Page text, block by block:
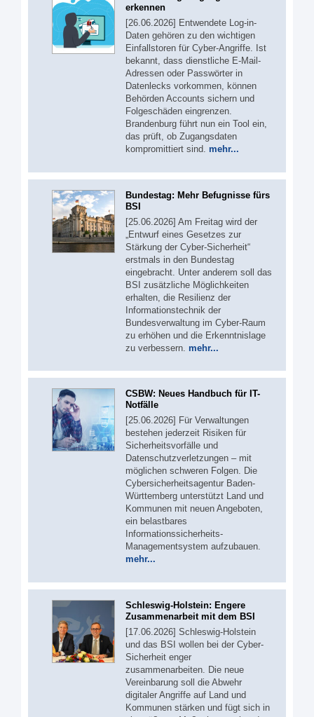
erkennen
[26.06.2026] Entwendete Log-in-
Daten gehören zu den wichtigen
Einfallstoren für Cyber-Angriffe. Ist
bekannt, dass dienstliche E-Mail-
Adressen oder Passwörter in
Datenlecks vorkommen, können
Behörden Accounts sichern und
Folgeschäden eingrenzen.
Brandenburg führt nun ein Tool ein,
das prüft, ob Zugangsdaten
kompromittiert sind. mehr...
Bundestag: Mehr Befugnisse fürs
BSI
[25.06.2026] Am Freitag wird der
„Entwurf eines Gesetzes zur
Stärkung der Cyber-Sicherheit“
erstmals in den Bundestag
eingebracht. Unter anderem soll das
BSI zusätzliche Möglichkeiten
erhalten, die Resilienz der
Informationstechnik der
Bundesverwaltung im Cyber-Raum
zu erhöhen und die Erkenntnislage
zu verbessern. mehr...
CSBW: Neues Handbuch für IT-
Notfälle
[25.06.2026] Für Verwaltungen
bestehen jederzeit Risiken für
Sicherheitsvorfälle und
Datenschutzverletzungen – mit
möglichen schweren Folgen. Die
Cybersicherheitsagentur Baden-
Württemberg unterstützt Land und
Kommunen mit neuen Angeboten,
ein belastbares
Informationssicherheits-
Managementsystem aufzubauen.
mehr...
Schleswig-Holstein: Engere
Zusammenarbeit mit dem BSI
[17.06.2026] Schleswig-Holstein
und das BSI wollen bei der Cyber-
Sicherheit enger
zusammenarbeiten. Die neue
Vereinbarung soll die Abwehr
digitaler Angriffe auf Land und
Kommunen stärken und fügt sich in